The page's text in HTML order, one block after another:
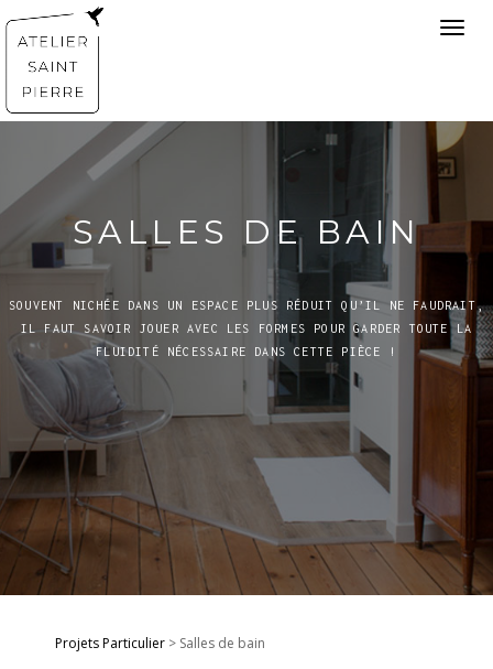
SALLES DE BAIN
SOUVENT NICHÉE DANS UN ESPACE PLUS RÉDUIT QU’IL NE FAUDRAIT,
IL FAUT SAVOIR JOUER AVEC LES FORMES POUR GARDER TOUTE LA
FLUIDITÉ NÉCESSAIRE DANS CETTE PIÈCE !
Projets Particulier > Salles de bain